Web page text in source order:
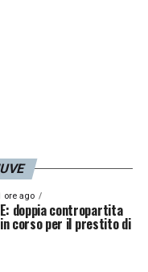
ore ago
doppia contropartita
corso per il prestito di